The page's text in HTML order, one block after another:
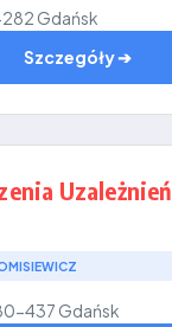
Gdańsk
Szczegóły ➔
Uzależnień
437 Gdańsk